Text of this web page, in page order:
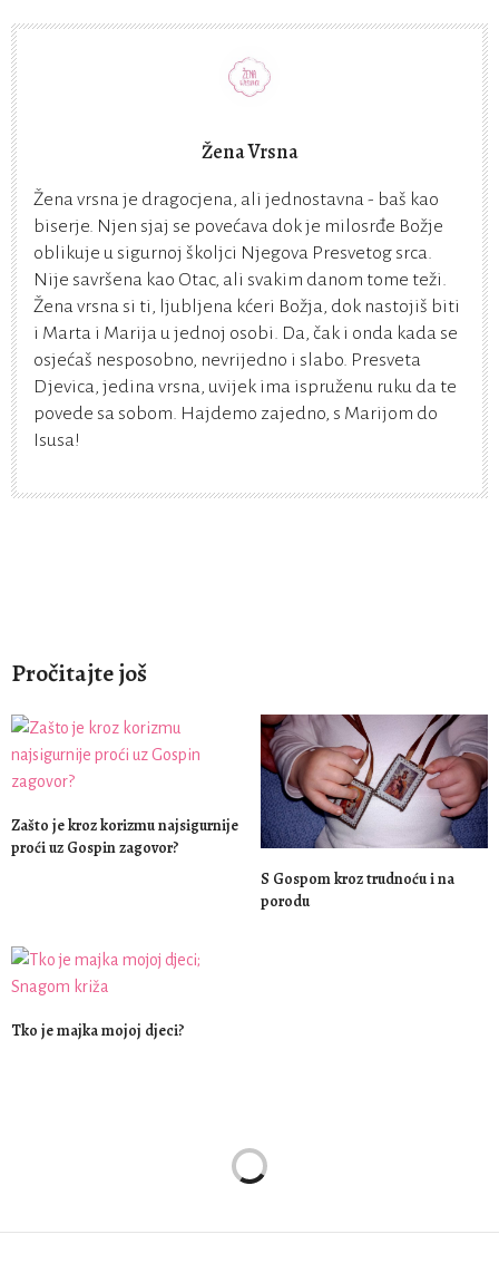
Žena Vrsna
Žena vrsna je dragocjena, ali jednostavna - baš kao
biserje. Njen sjaj se povećava dok je milosrđe Božje
oblikuje u sigurnoj školjci Njegova Presvetog srca.
Nije savršena kao Otac, ali svakim danom tome teži.
Žena vrsna si ti, ljubljena kćeri Božja, dok nastojiš biti
i Marta i Marija u jednoj osobi. Da, čak i onda kada se
osjećaš nesposobno, nevrijedno i slabo. Presveta
Djevica, jedina vrsna, uvijek ima ispruženu ruku da te
povede sa sobom. Hajdemo zajedno, s Marijom do
Isusa!
Pročitajte još
Zašto je kroz korizmu najsigurnije
proći uz Gospin zagovor?
S Gospom kroz trudnoću i na
porodu
Tko je majka mojoj djeci?